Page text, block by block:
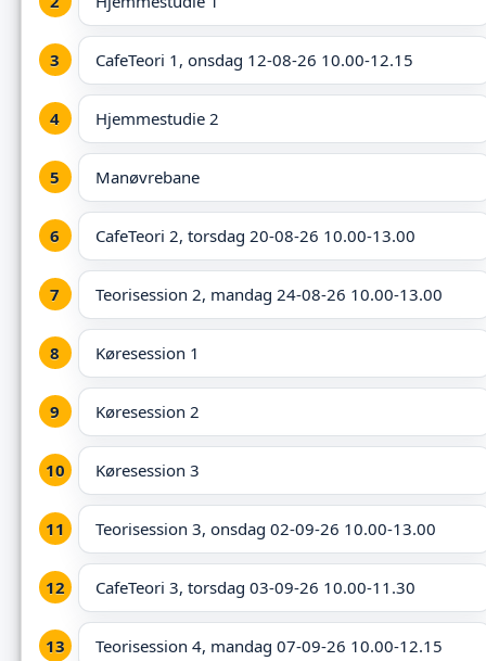
CafeTeori 1, onsdag 12-08-26 10.00-12.15
Hjemmestudie 2
Manøvrebane
CafeTeori 2, torsdag 20-08-26 10.00-13.00
Teorisession 2, mandag 24-08-26 10.00-13.00
Køresession 1
Køresession 2
Køresession 3
Teorisession 3, onsdag 02-09-26 10.00-13.00
CafeTeori 3, torsdag 03-09-26 10.00-11.30
Teorisession 4, mandag 07-09-26 10.00-12.15